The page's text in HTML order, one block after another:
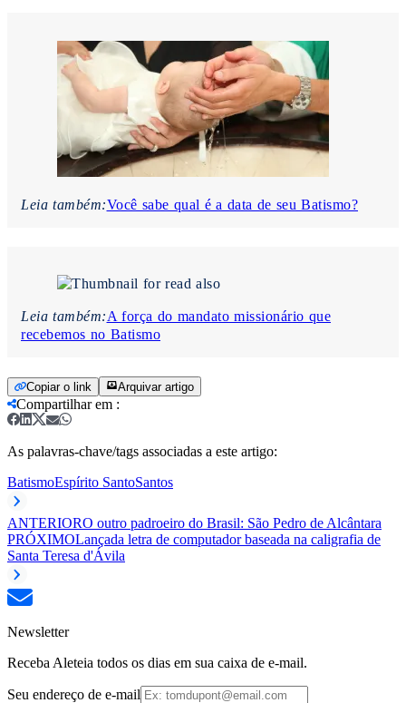
Leia também:Você sabe qual é a data de seu Batismo?
Leia também:A força do mandato missionário que
recebemos no Batismo
Copiar o link Arquivar artigo
Compartilhar em :
As palavras-chave/tags associadas a este artigo:
BatismoEspírito SantoSantos
ANTERIORO outro padroeiro do Brasil: São Pedro de Alcântara
PRÓXIMOLançada letra de computador baseada na caligrafia de
Santa Teresa d'Ávila
Newsletter
Receba Aleteia todos os dias em sua caixa de e-mail.
Seu endereço de e-mail